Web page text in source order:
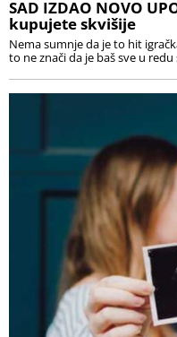
SAD IZDAO NOVO
kupujete skvišije
Nema sumnje da je to hit
to ne znači da je baš sve u redu